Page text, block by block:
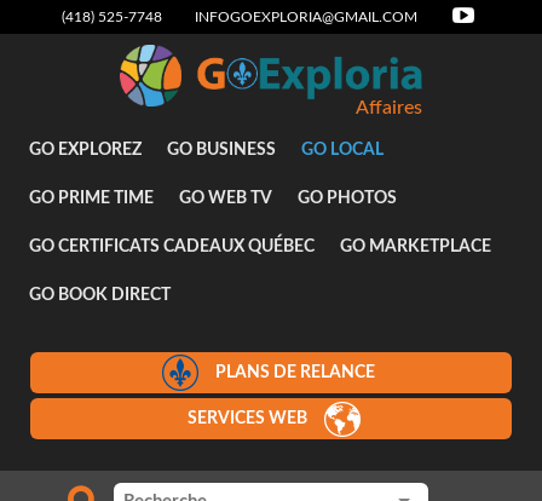
(418) 525-7748 INFOGOEXPLORIA@GMAIL.COM
Affaires
GO EXPLOREZ GO BUSINESS GO LOCAL
GO PRIME TIME GO WEB TV GO PHOTOS
GO CERTIFICATS CADEAUX QUÉBEC GO MARKETPLACE
GO BOOK DIRECT
PLANS DE RELANCE
SERVICES WEB